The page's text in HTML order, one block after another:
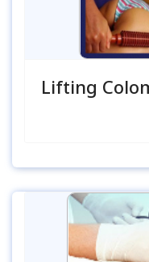
Lifting